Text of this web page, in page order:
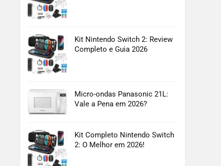
Kit Nintendo Switch 2: Review
Completo e Guia 2026
Micro-ondas Panasonic 21L:
Vale a Pena em 2026?
Kit Completo Nintendo Switch
2: O Melhor em 2026!